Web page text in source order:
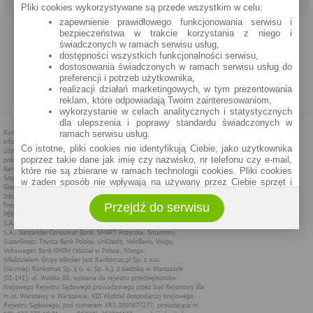
PROGRAM PARTNERSKI O NAS REKLAMA REGULAMIN
POLITYKA PRYWATNOŚCI POLITYKA COOKIES ZASADY PLASOWANIA
Pliki cookies wykorzystywane są przede wszystkim w celu:
zapewnienie prawidłowego funkcjonowania serwisu i
bezpieczeństwa w trakcie korzystania z niego i
świadczonych w ramach serwisu usług,
dostępności wszystkich funkcjonalności serwisu,
dostosowania świadczonych w ramach serwisu usług do
preferencji i potrzeb użytkownika,
realizacji działań marketingowych, w tym prezentowania
reklam, które odpowiadają Twoim zainteresowaniom,
wykorzystanie w celach analitycznych i statystycznych
dla ulepszenia i poprawy standardu świadczonych w
ramach serwisu usług.
Co istotne, pliki cookies nie identyfikują Ciebie, jako użytkownika
poprzez takie dane jak imię czy nazwisko, nr telefonu czy e-mail,
które nie są zbierane w ramach technologii cookies. Pliki cookies
w żaden sposób nie wpływają na używany przez Ciebie sprzęt i
Zakres wykorzystywania plików cookies możliwy jest do
określenia w ustawieniach przeglądarki każdego użytkownika. Bez
wprowadzenia zmian ustawień, informacje w plikach cookies mogą
być zapisywane w pamięci Twojego urządzenia.
Administratorem danych pozyskiwanych w technologii cookies jest
spółka Rankomat.pl Sp. z o.o. (dawniej: Rankomat Sp. z o. o. Sp.
k.) z siedzibą w Warszawie, ul. Wolska 88, 01 - 141 Warszawa.
Możesz jako użytkownik w każdym czasie skontaktować się z
administratorem pod adresem bok@ebroker.pl, jak również wyrazić
Przejdź do serwisu